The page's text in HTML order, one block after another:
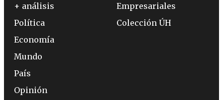
+ análisis
Política
Economía
Mundo
País
Opinión
Empresariales
Colección ÚH